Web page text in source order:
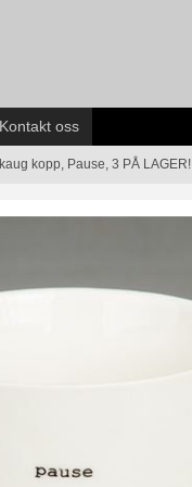
Kontakt oss
kopp, Pause, 3 PÅ LAGER!